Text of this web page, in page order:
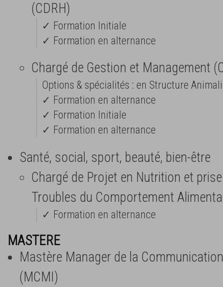
(CDRH)
✓ Formation Initiale
✓ Formation en alternance
Chargé de Gestion et Management
Options & spécialités : en Structure
✓ Formation en alternance
✓ Formation Initiale
✓ Formation en alternance
Santé, social, sport, beauté, bien-être
Chargé de Projet en Nutrition et
Troubles du Comportement
✓ Formation en alternance
MASTERE
Mastère Manager de la
(MCMI)